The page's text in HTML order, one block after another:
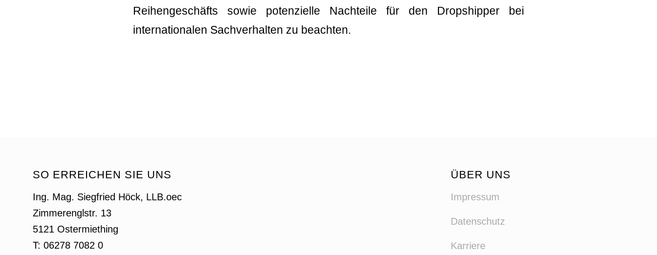
Reihengeschäfts sowie potenzielle Nachteile für den Dropshipper bei
internationalen Sachverhalten zu beachten.
SO ERREICHEN SIE UNS
Ing. Mag. Siegfried Höck, LLB.oec
Zimmerenglstr. 13
5121 Ostermiething
T: 06278 7082 0
ÜBER UNS
Impressum
Datenschutz
Karriere